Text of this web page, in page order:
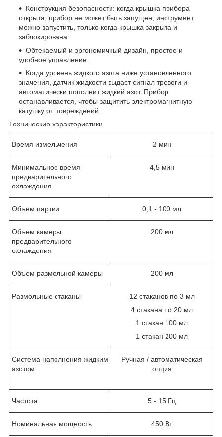
Конструкция безопасности: когда крышка прибора
открыта, прибор не может быть запущен; инструмент
можно запустить, только когда крышка закрыта и
заблокирована.
Обтекаемый и эргономичный дизайн, простое и
удобное управление.
Когда уровень жидкого азота ниже установленного
значения, датчик жидкости выдаст сигнал тревоги и
автоматически пополнит жидкий азот. Прибор
останавливается, чтобы защитить электромагнитную
катушку от повреждений.
Технические характеристики
Время измельчения 2 мин
Минимальное время
предварительного
охлаждения
4,5 мин
Объем партии 0,1 - 100 мл
Объем камеры
предварительного
охлаждения
200 мл
Объем размольной камеры 200 мл
Размольные стаканы
12 стаканов по 3 мл
4 стакана по 20 мл
1 стакан 100 мл
1 стакан 200 мл
Система наполнения жидким
азотом
Ручная / автоматическая
опция
Частота 5 - 15 Гц
Номинальная мощность 450 Вт